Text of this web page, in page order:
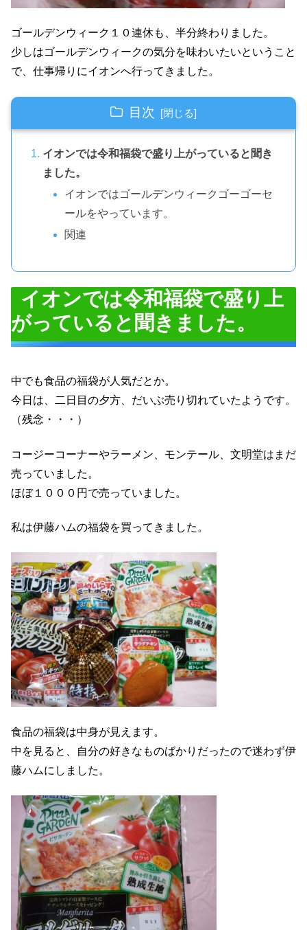
ゴールデンウィーク１０連休も、半分終わりました。
少しはゴールデンウィークの気分を味わいたいということ
で、仕事帰りにイオンへ行ってきました。
目次
イオンでは令和福袋で盛り上がっていると聞き
ました。
イオンではゴールデンウィークゴーゴーセ
ールをやっています。
関連
イオンでは令和福袋で盛り上
がっていると聞きました。
中でも食品の福袋が人気だとか。
今日は、二日目の夕方、だいぶ売り切れていたようです。
（残念・・・）
コージーコーナーやラーメン、モンテール、文明堂はまだ
売っていました。
ほぼ１０００円で売っていました。
私は伊藤ハムの福袋を買ってきました。
食品の福袋は中身が見えます。
中を見ると、自分の好きなものばかりだったので迷わず伊
藤ハムにしました。